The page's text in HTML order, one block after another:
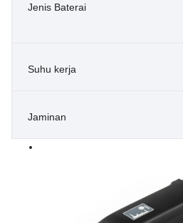
Jenis Baterai
Suhu kerja
Jaminan